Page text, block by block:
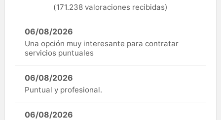
(171.238 valoraciones recibidas)
06/08/2026
Una opción muy interesante para contratar
servicios puntuales
06/08/2026
Puntual y profesional.
06/08/2026